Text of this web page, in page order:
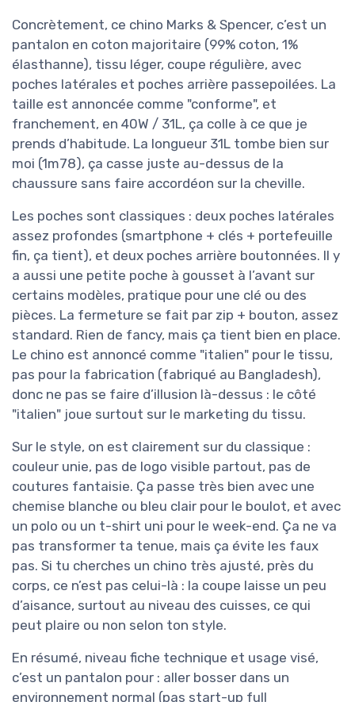
Concrètement, ce chino Marks & Spencer, c’est un
pantalon en coton majoritaire (99% coton, 1%
élasthanne), tissu léger, coupe régulière, avec
poches latérales et poches arrière passepoilées. La
taille est annoncée comme "conforme", et
franchement, en 40W / 31L, ça colle à ce que je
prends d’habitude. La longueur 31L tombe bien sur
moi (1m78), ça casse juste au-dessus de la
chaussure sans faire accordéon sur la cheville.
Les poches sont classiques : deux poches latérales
assez profondes (smartphone + clés + portefeuille
fin, ça tient), et deux poches arrière boutonnées. Il y
a aussi une petite poche à gousset à l’avant sur
certains modèles, pratique pour une clé ou des
pièces. La fermeture se fait par zip + bouton, assez
standard. Rien de fancy, mais ça tient bien en place.
Le chino est annoncé comme "italien" pour le tissu,
pas pour la fabrication (fabriqué au Bangladesh),
donc ne pas se faire d’illusion là-dessus : le côté
"italien" joue surtout sur le marketing du tissu.
Sur le style, on est clairement sur du classique :
couleur unie, pas de logo visible partout, pas de
coutures fantaisie. Ça passe très bien avec une
chemise blanche ou bleu clair pour le boulot, et avec
un polo ou un t-shirt uni pour le week-end. Ça ne va
pas transformer ta tenue, mais ça évite les faux
pas. Si tu cherches un chino très ajusté, près du
corps, ce n’est pas celui-là : la coupe laisse un peu
d’aisance, surtout au niveau des cuisses, ce qui
peut plaire ou non selon ton style.
En résumé, niveau fiche technique et usage visé,
c’est un pantalon pour : aller bosser dans un
environnement normal (pas start-up full